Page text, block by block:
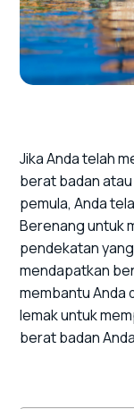
Jika Anda telah
berat badan
pemula, Anda
Berenang untuk
pendekatan
mendapatkan
membantu Anda
lemak untuk
berat badan